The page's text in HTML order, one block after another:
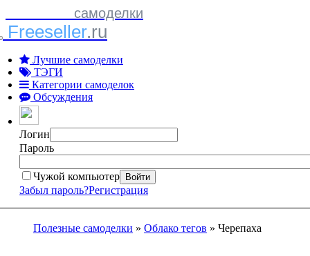
самоделки
Freeseller.ru
Лучшие самоделки
ТЭГИ
Категории самоделок
Обсуждения
Логин
Пароль
Чужой компьютер Войти
Забыл пароль?Регистрация
Полезные самоделки » Облако тегов » Черепаха